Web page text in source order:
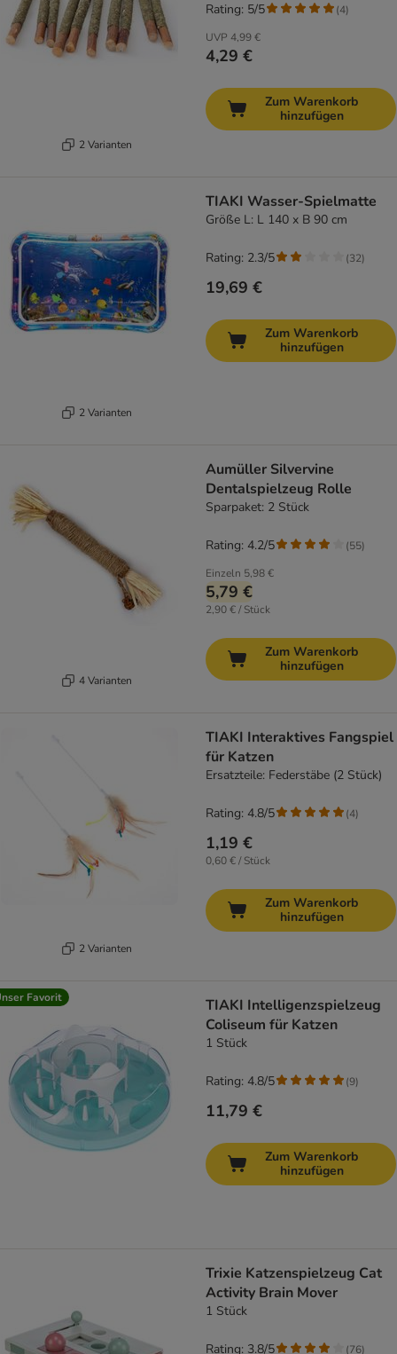
2 Varianten
UVP 4,99 €
4,29 €
Rating: 5/5 (4)
Zum Warenkorb
hinzufügen
2 Varianten
TIAKI Wasser-Spielmatte
Größe L: L 140 x B 90 cm
19,69 €
Rating: 2.3/5 (32)
Zum Warenkorb
hinzufügen
4 Varianten
Aumüller Silvervine
Dentalspielzeug Rolle
Sparpaket: 2 Stück
Einzeln 5,98 €
5,79 €
2,90 € / Stück
Rating: 4.2/5 (55)
Zum Warenkorb
hinzufügen
2 Varianten
TIAKI Interaktives Fangspiel
für Katzen
Ersatzteile: Federstäbe (2 Stück)
1,19 €
0,60 € / Stück
Rating: 4.8/5 (4)
Zum Warenkorb
hinzufügen
Favorit
TIAKI Intelligenzspielzeug
Coliseum für Katzen
1 Stück
11,79 €
Rating: 4.8/5 (9)
Zum Warenkorb
hinzufügen
Trixie Katzenspielzeug Cat
Activity Brain Mover
1 Stück
Rating: 3.8/5 (76)